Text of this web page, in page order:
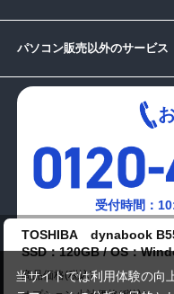
TOSHIBA dynabook
SSD：120GB / OS：
商品価格(税込)
パソコン販売以外のサービス
受付時間：
メールでの
お問い合わ
当サイトでは利用体験の向